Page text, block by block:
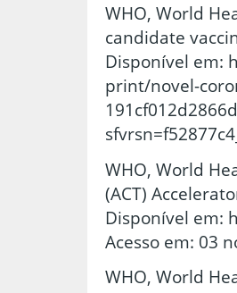
WHO, World
candidate
Disponível em:
print/novel-
WHO, World
(ACT)
Disponível em:
Acesso em: 03
WHO, World